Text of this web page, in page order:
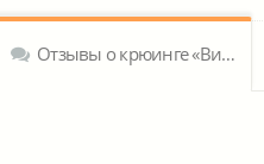
Отзывы о крюинге «Ви Марин»